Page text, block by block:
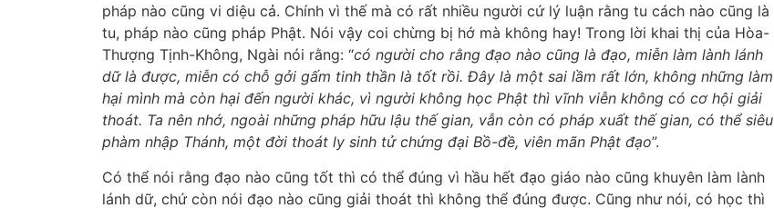
pháp nào cũng vi diệu cả. Chính vì thế mà có rất nhiều người cứ lý luận rằng tu cách nào cũng là
tu, pháp nào cũng pháp Phật. Nói vậy coi chừng bị hớ mà không hay! Trong lời khai thị của Hòa-
Thượng Tịnh-Không, Ngài nói rằng: “có người cho rằng đạo nào cũng là đạo, miễn làm lành lánh
dữ là được, miễn có chỗ gởi gấm tinh thần là tốt rồi. Đây là một sai lầm rất lớn, không những làm
hại mình mà còn hại đến người khác, vì người không học Phật thì vĩnh viễn không có cơ hội giải
thoát. Ta nên nhớ, ngoài những pháp hữu lậu thế gian, vẫn còn có pháp xuất thế gian, có thể siêu
phàm nhập Thánh, một đời thoát ly sinh tử chứng đại Bồ-đề, viên mãn Phật đạo”.
Có thể nói rằng đạo nào cũng tốt thì có thể đúng vì hầu hết đạo giáo nào cũng khuyên làm lành
lánh dữ, chứ còn nói đạo nào cũng giải thoát thì không thể đúng được. Cũng như nói, có học thì